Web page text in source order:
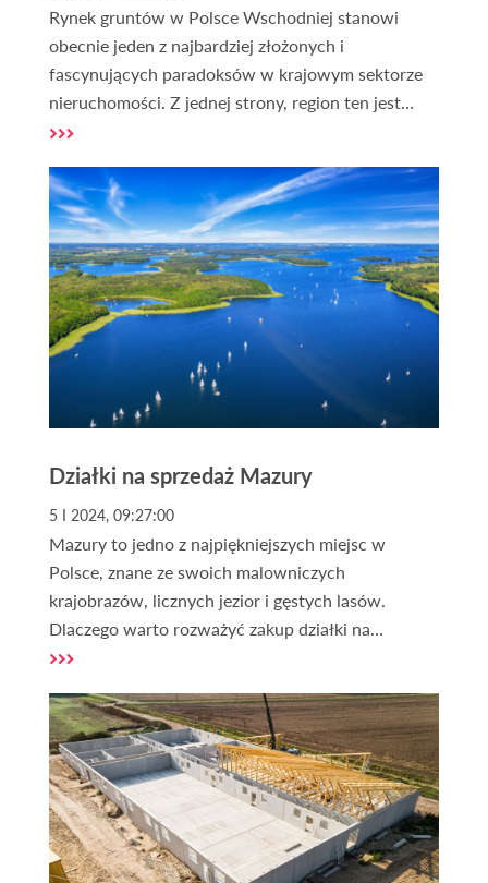
Rynek gruntów w Polsce Wschodniej stanowi
obecnie jeden z najbardziej złożonych i
fascynujących paradoksów w krajowym sektorze
nieruchomości. Z jednej strony, region ten jest
postrzegany przez pryzmat podwyższonego ryzyka,
Ukrainie oraz incydentów na granicy z Białorusią.
Z drugiej jednak, staje się on areną
bezprecedensowych, wielomiliardowych
inwestycji publicznych i prywatnych, które mają
potencjał, by fundamentalnie odmienić jego
gospodarcze oblicze. Ta dychotomia tworzy
skomplikowany krajobraz inwestycyjny, często
spowity mgłą medialnego szumu i emocjonalnych
Działki na sprzedaż Mazury
5 I 2024, 09:27:00
Mazury to jedno z najpiękniejszych miejsc w
Polsce, znane ze swoich malowniczych
krajobrazów, licznych jezior i gęstych lasów.
Dlaczego warto rozważyć zakup działki na
Mazurach? To pytanie zadaje sobie wielu
tylko bliskość natury, ale także unikalne możliwości
inwestycyjne. Kupno działki na Mazurach to
inwestycja w przyszłość, która może przynieść
wiele korzyści, zarówno pod kątem finansowym,
jak i rekreacyjnym.